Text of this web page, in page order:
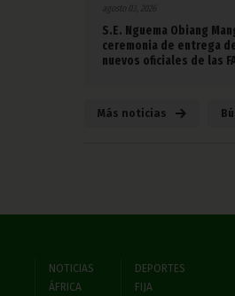
agosto 03, 2026
S.E. Nguema Obiang
ceremonia de entrega
nuevos oficiales de las
Más noticias
NOTICIAS
ÁFRICA
DEPORTES
FIJA